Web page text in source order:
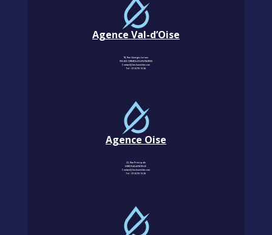
Agence Val-d’Oise
18, Rue Georges Leroux
95240 CORMEILLES-EN-PARISIS
Contact@km-humidite.com
Tel :01 30 76 13 26
Agence Oise
22, Rue Principale
60850 LALANDELLE
Contact@km-humidite.com
Tel :01 30 76 13 26